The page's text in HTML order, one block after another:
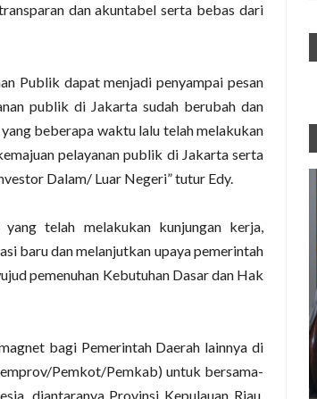
dan akuntabel serta bebas dari
Publik dapat menjadi penyampai pesan
publik di Jakarta sudah berubah dan
beberapa waktu lalu telah melakukan
pelayanan publik di Jakarta serta
Dalam/ Luar Negeri” tutur Edy.
telah melakukan kunjungan kerja,
baru dan melanjutkan upaya pemerintah
pemenuhan Kebutuhan Dasar dan Hak
bagi Pemerintah Daerah lainnya di
Pemkot/Pemkab) untuk bersama-
diantaranya Provinsi Kepulauan Riau,